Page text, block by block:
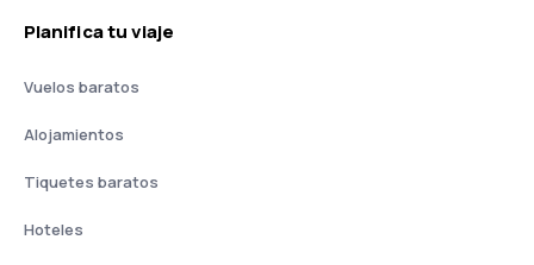
Planifica tu viaje
Vuelos baratos
Alojamientos
Tiquetes baratos
Hoteles